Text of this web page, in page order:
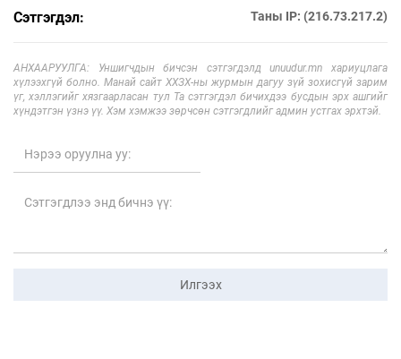
Сэтгэгдэл: Таны IP: (216.73.217.2)
АНХААРУУЛГА: Уншигчдын бичсэн сэтгэгдэлд unuudur.mn хариуцлага
хүлээхгүй болно. Манай сайт ХХЗХ-ны журмын дагуу зүй зохисгүй зарим
үг, хэллэгийг хязгаарласан тул Та сэтгэгдэл бичихдээ бусдын эрх ашгийг
хүндэтгэн үзнэ үү. Хэм хэмжээ зөрчсөн сэтгэгдлийг админ устгах эрхтэй.
Илгээх